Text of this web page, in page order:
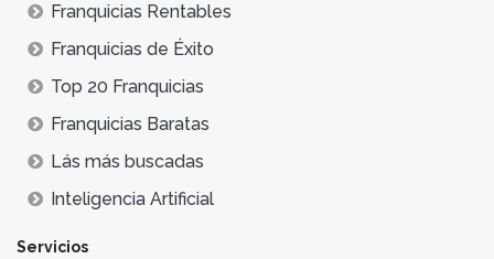
Franquicias Rentables
Franquicias de Éxito
Top 20 Franquicias
Franquicias Baratas
Lás más buscadas
Inteligencia Artificial
Servicios